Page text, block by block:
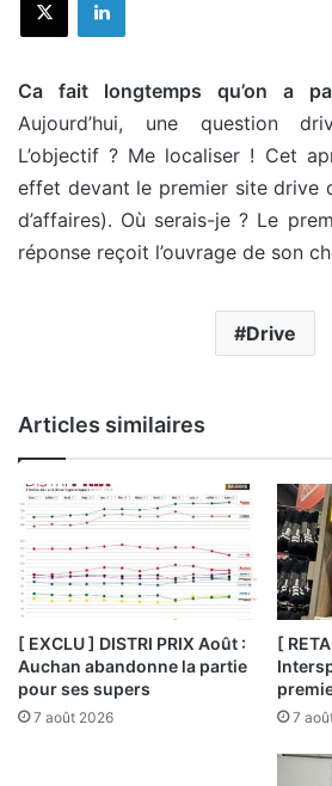
Ca fait longtemps qu’on a
Aujourd’hui, une question
L’objectif ? Me localiser ! Cet
effet devant le premier site drive
d’affaires). Où serais-je ? Le
réponse reçoit l’ouvrage de son
Drive
Articles similaires
[ EXCLU ] DISTRI PRIX Août :
Auchan abandonne la partie
pour ses supers
7 août 2026
[
7